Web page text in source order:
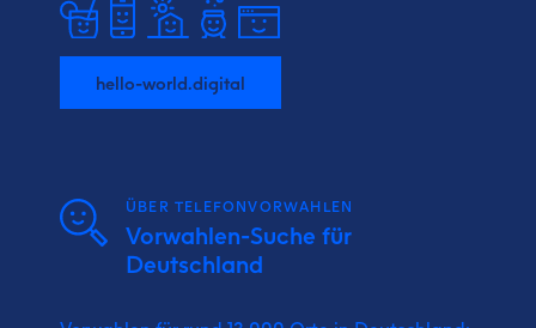
hello-world.digital
ÜBER TELEFONVORWAHLEN
Vorwahlen-Suche für
Deutschland